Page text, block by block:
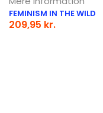
FEMINISM IN THE WILD
209,95 kr.